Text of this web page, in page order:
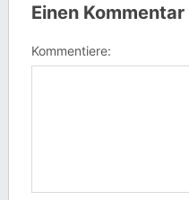
Einen
Kommentiere: